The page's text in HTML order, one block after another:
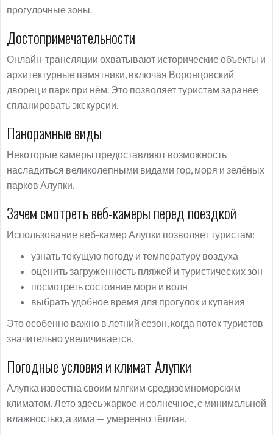
прогулочные зоны.
Достопримечательности
Онлайн-трансляции охватывают исторические объекты и
архитектурные памятники, включая Воронцовский
дворец и парк при нём. Это позволяет туристам заранее
спланировать экскурсии.
Панорамные виды
Некоторые камеры предоставляют возможность
насладиться великолепными видами гор, моря и зелёных
парков Алупки.
Зачем смотреть веб-камеры перед поездкой
Использование веб-камер Алупки позволяет туристам:
узнать текущую погоду и температуру воздуха
оценить загруженность пляжей и туристических зон
посмотреть состояние моря и волн
выбрать удобное время для прогулок и купания
Это особенно важно в летний сезон, когда поток туристов
значительно увеличивается.
Погодные условия и климат Алупки
Алупка известна своим мягким средиземноморским
климатом. Лето здесь жаркое и солнечное, с минимальной
влажностью, а зима — умеренно тёплая.